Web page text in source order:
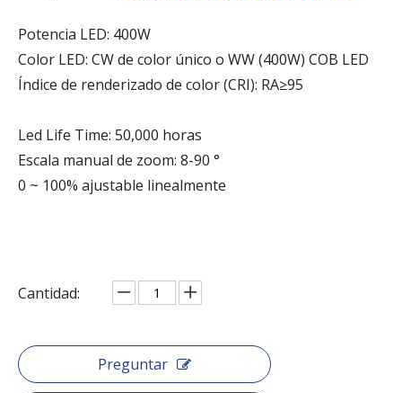
Potencia LED: 400W
Color LED: CW de color único o WW (400W) COB LED
Índice de renderizado de color (CRI): RA≥95
Led Life Time: 50,000 horas
Escala manual de zoom: 8-90 °
0 ~ 100% ajustable linealmente
Cantidad:
Preguntar